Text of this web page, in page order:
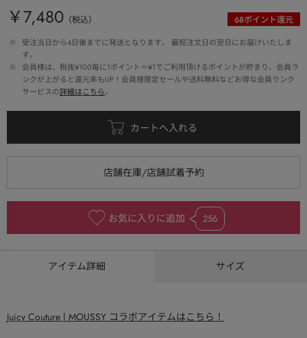
￥7,480 （税込） 68ポイント還元
※
受注当日から4日後までに発送となります。 最短注文日の翌日にお届けいたしま
す。
※
会員様は、税抜¥100毎に1ポイント＝¥1でご利用頂けるポイントが貯まり、会員ラ
ンクが上がると還元率もUP！会員様限定セールや送料無料などお得な会員ランク
サービスの詳細はこちら。
お気に入りに追加 256
アイテム詳細 サイズ
Juicy Couture | MOUSSY コラボアイテムはこちら！